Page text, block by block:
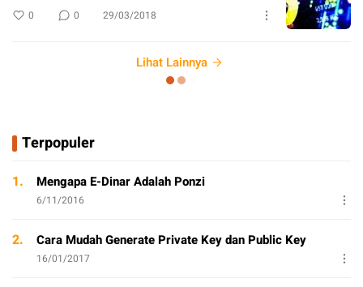
0 0 29/03/2018
Lihat Lainnya
Terpopuler
1. Mengapa E-Dinar Adalah Ponzi
6/11/2016
2. Cara Mudah Generate Private Key dan Public Key
16/01/2017